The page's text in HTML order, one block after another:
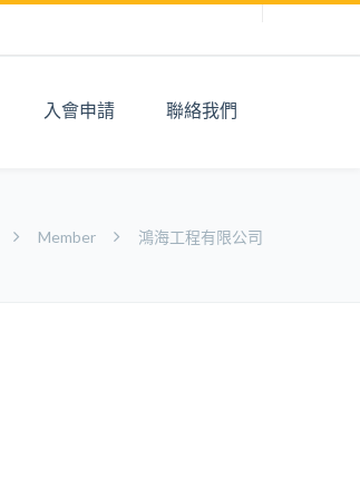
入會申請 聯絡我們
Member 鴻海工程有限公司